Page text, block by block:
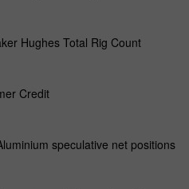
Hughes Total Rig Count
Credit
speculative net positions